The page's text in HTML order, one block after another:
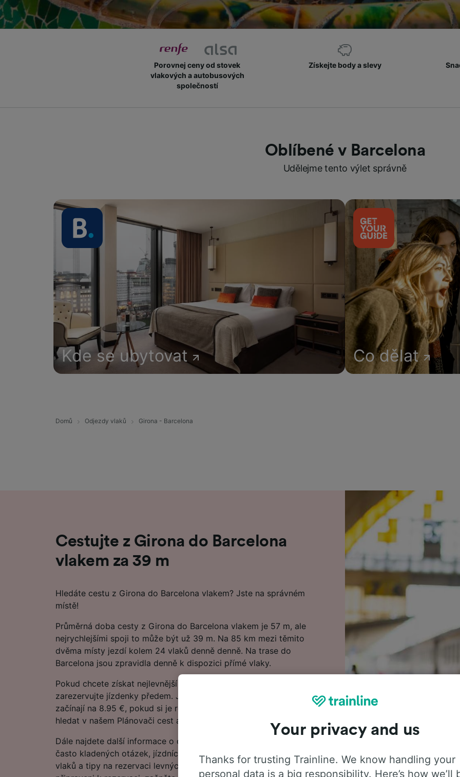
Porovnej ceny od stovek
vlakových a autobusových
společností
Získejte body a slevy
Oblíbené v Barcelona
Udělejme tento výlet správně
Kde se ubytovat Co dělat
Domů Odjezdy vlaků Girona - Barcelona
Cestujte z Girona do Barcelona
vlakem za 39 m
Hledáte cestu z Girona do Barcelona vlakem? Jste na správném
místě!
Průměrná doba cesty z Girona do Barcelona vlakem je 57 m, ale
nejrychlejšími spoji to může být už 39 m. Na 85 km mezi těmito
dvěma místy jezdí kolem 24 vlaků denně denně. Na trase do
Barcelona jsou zpravidla denně k dispozici přímé vlaky.
Pokud chcete získat nejlevnější jízdné, naplánujte si cestu a
zarezervujte jízdenky předem. Jízdenky z Girona do Barcelona
začínají na 8.95 €, pokud si je rezervujete s předstihem, tak začněte
hledat v našem Plánovači cest a podívejte se na nejnovější ceny.
Dále najdete další informace o cestě vlakem do Barcelona, včetně
často kladených otázek, jízdních řádů s prvními a posledními odjezdy
vlaků a tipy na rezervaci levných vlakových jízdenek. Pokud jste
Your privacy and us
Thanks for trusting Trainline. We know handling your
personal data is a big responsibility. Here’s how we’ll